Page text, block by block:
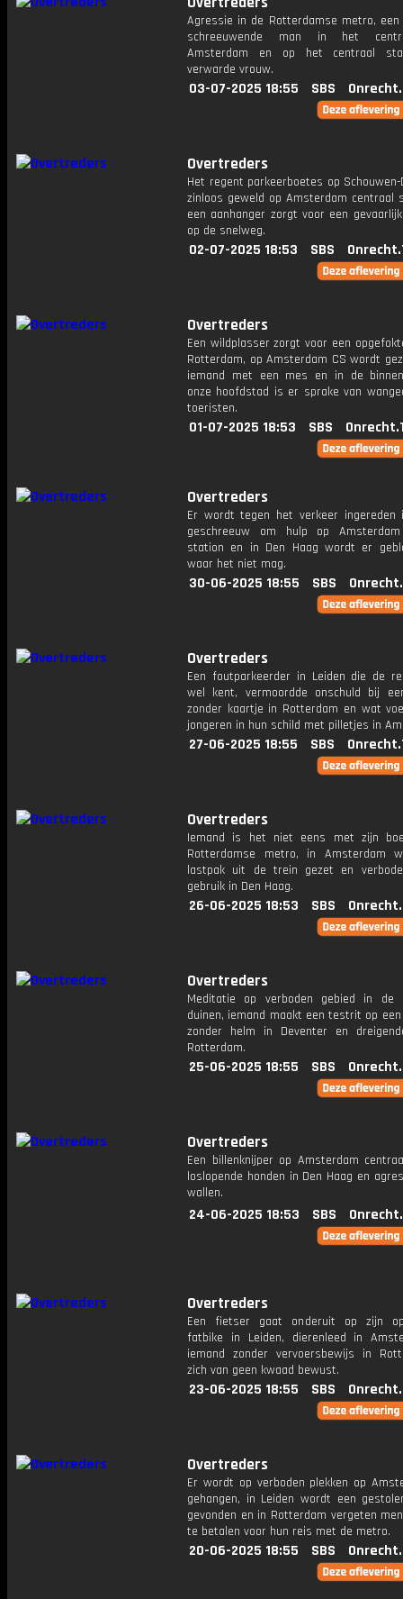
Agressie in de Rotterdamse metro, een
schreeuwende man in het
Amsterdam en op het centraal
verwarde vrouw.
03-07-2025 18:55 SBS
Overtreders
Het regent parkeerboetes op Schouwen-
zinloos geweld op Amsterdam centraal
een aanhanger zorgt voor een
op de snelweg.
02-07-2025 18:53 SBS
Overtreders
Een wildplasser zorgt voor een
Rotterdam, op Amsterdam CS wordt
iemand met een mes en in de
onze hoofdstad is er sprake van
toeristen.
01-07-2025 18:53 SBS
Overtreders
Er wordt tegen het verkeer ingereden
geschreeuw om hulp op
station en in Den Haag wordt er
waar het niet mag.
30-06-2025 18:55 SBS
Overtreders
Een foutparkeerder in Leiden die de
wel kent, vermoordde onschuld bij
zonder kaartje in Rotterdam en wat
jongeren in hun schild met pilletjes in
27-06-2025 18:55 SBS
Overtreders
Iemand is het niet eens met zijn
Rotterdamse metro, in Amsterdam
lastpak uit de trein gezet en
gebruik in Den Haag.
26-06-2025 18:53 SBS
Overtreders
Meditatie op verboden gebied in de
duinen, iemand maakt een testrit op
zonder helm in Deventer en
Rotterdam.
25-06-2025 18:55 SBS
Overtreders
Een billenknijper op Amsterdam
loslopende honden in Den Haag en
wallen.
24-06-2025 18:53 SBS
Overtreders
Een fietser gaat onderuit op zijn
fatbike in Leiden, dierenleed in
iemand zonder vervoersbewijs in
zich van geen kwaad bewust.
23-06-2025 18:55 SBS
Overtreders
Er wordt op verboden plekken op
gehangen, in Leiden wordt een
gevonden en in Rotterdam vergeten
te betalen voor hun reis met de metro.
20-06-2025 18:55 SBS